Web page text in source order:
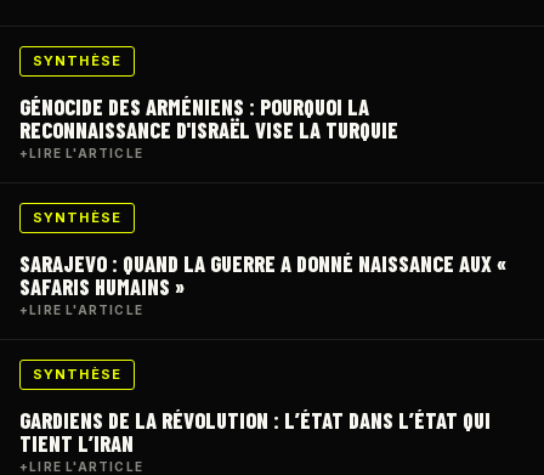
SYNTHÈSE
GÉNOCIDE DES ARMÉNIENS : POURQUOI LA
RECONNAISSANCE D'ISRAËL VISE LA TURQUIE
+LIRE L'ARTICLE
SYNTHÈSE
SARAJEVO : QUAND LA GUERRE A DONNÉ NAISSANCE AUX «
SAFARIS HUMAINS »
+LIRE L'ARTICLE
SYNTHÈSE
GARDIENS DE LA RÉVOLUTION : L’ÉTAT DANS L’ÉTAT QUI
TIENT L’IRAN
+LIRE L'ARTICLE